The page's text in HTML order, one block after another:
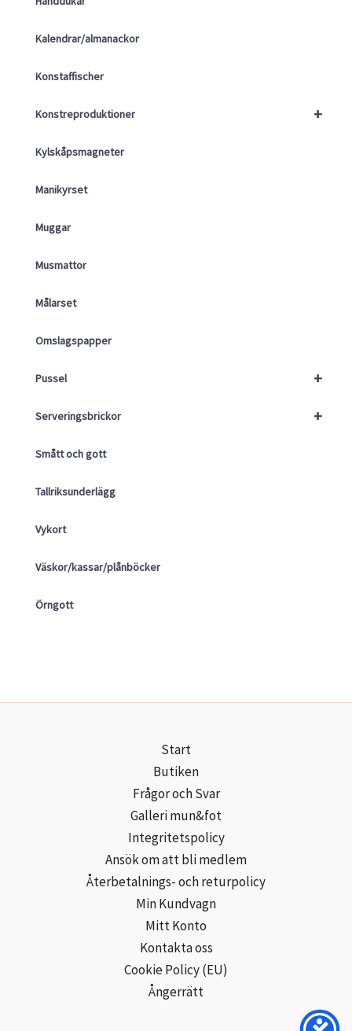
Kalendrar/almanackor
Konstaffischer
+
Konstreproduktioner
Kylskåpsmagneter
Manikyrset
Muggar
Musmattor
Målarset
Omslagspapper
+
Pussel
+
Serveringsbrickor
Smått och gott
Tallriksunderlägg
Vykort
Väskor/kassar/plånböcker
Örngott
Start
Butiken
Frågor och Svar
Galleri mun&fot
Integritetspolicy
Ansök om att bli medlem
Återbetalnings- och returpolicy
Min Kundvagn
Mitt Konto
Kontakta oss
Cookie Policy (EU)
Ångerrätt